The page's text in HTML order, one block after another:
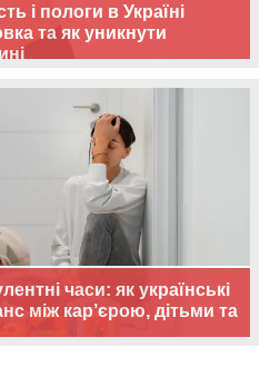
і пологи в Україні
та як уникнути
часи: як українські
між кар’єрою, дітьми та